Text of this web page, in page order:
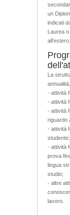
un
indicati
Laurea
all’estero.
La
- attività
- attività
- attività
riguardo
- attività
studente;
- attività
prova
lingua
studio;
- altre
lavoro.